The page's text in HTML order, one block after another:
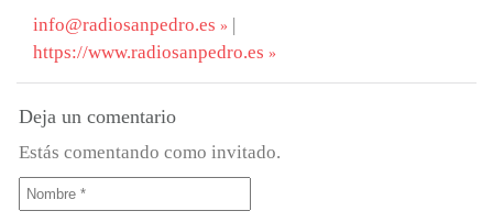
info@radiosanpedro.es
|
https://www.radiosanpedro.es
Deja un comentario
Estás comentando como invitado.